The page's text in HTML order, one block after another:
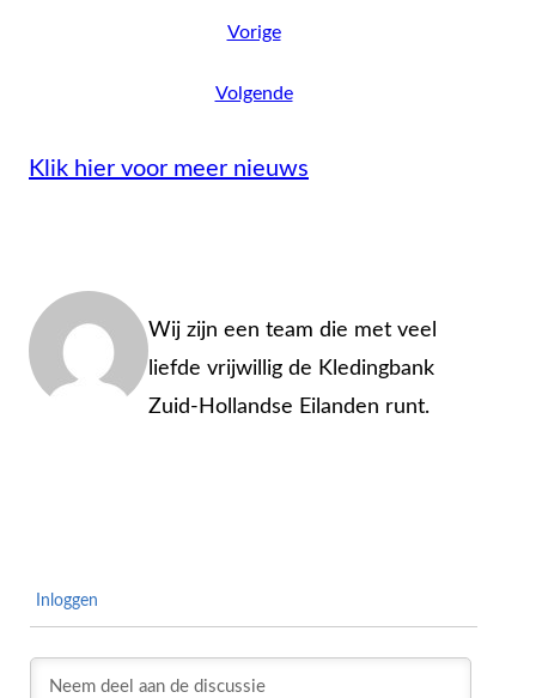
Vorige
Volgende
Klik hier voor meer nieuws
Wij zijn een team die met veel
liefde vrijwillig de Kledingbank
Zuid-Hollandse Eilanden runt.
Inloggen